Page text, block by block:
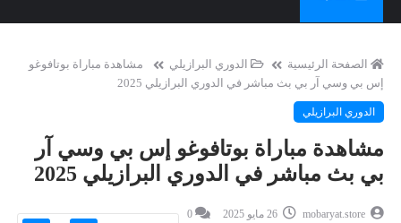
الصفحة الرئيسية الدوري البرازيلي
مشاهدة مباراة بوتافوغو
إس بي وسي آر بي بث مباشر في الدوري البرازيلي 2025
الدوري البرازيلي
مشاهدة مباراة بوتافوغو إس بي وسي آر
بي بث مباشر في الدوري البرازيلي 2025
mobaryat.store
0